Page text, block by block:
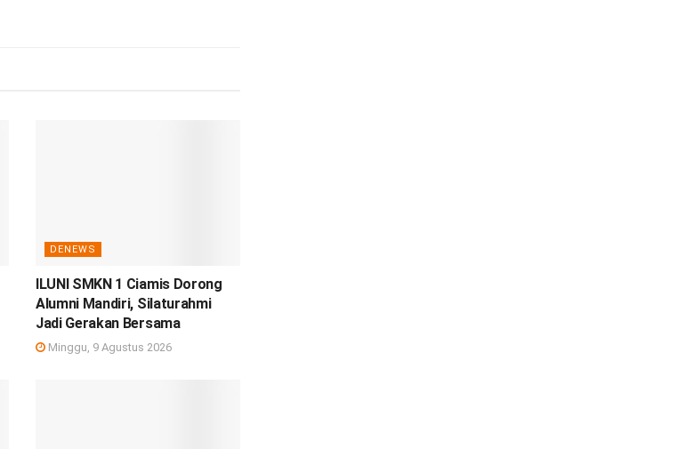
DENEWS
ILUNI SMKN 1 Ciamis Dorong
Alumni Mandiri, Silaturahmi
Jadi Gerakan Bersama
Minggu, 9 Agustus 2026